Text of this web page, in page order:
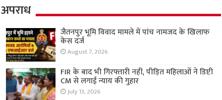
अपराध
जैतनपुर भूमि विवाद मामले में पांच नामजद के खिलाफ
केस दर्ज
August 7, 2026
FIR के बाद भी गिरफ्तारी नहीं, पीड़ित महिलाओं ने डिप्टी
CM से लगाई न्याय की गुहार
July 13, 2026